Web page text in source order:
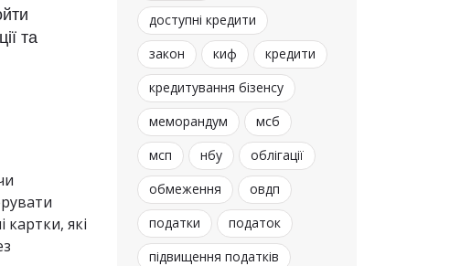
та
які
доступні кредити
закон
киф
кредити
кредитування бізенсу
меморандум
мсб
мсп
нбу
облігації
обмеження
овдп
податки
податок
підвищення податків